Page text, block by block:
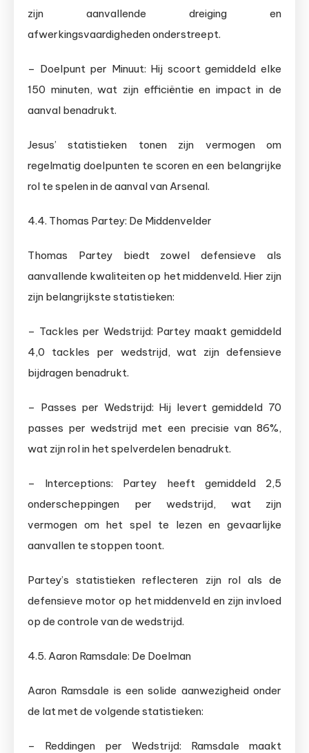
zijn aanvallende dreiging en
afwerkingsvaardigheden onderstreept.
– Doelpunt per Minuut: Hij scoort gemiddeld elke
150 minuten, wat zijn efficiëntie en impact in de
aanval benadrukt.
Jesus’ statistieken tonen zijn vermogen om
regelmatig doelpunten te scoren en een belangrijke
rol te spelen in de aanval van Arsenal.
4.4. Thomas Partey: De Middenvelder
Thomas Partey biedt zowel defensieve als
aanvallende kwaliteiten op het middenveld. Hier zijn
zijn belangrijkste statistieken:
– Tackles per Wedstrijd: Partey maakt gemiddeld
4,0 tackles per wedstrijd, wat zijn defensieve
bijdragen benadrukt.
– Passes per Wedstrijd: Hij levert gemiddeld 70
passes per wedstrijd met een precisie van 86%,
wat zijn rol in het spelverdelen benadrukt.
– Interceptions: Partey heeft gemiddeld 2,5
onderscheppingen per wedstrijd, wat zijn
vermogen om het spel te lezen en gevaarlijke
aanvallen te stoppen toont.
Partey’s statistieken reflecteren zijn rol als de
defensieve motor op het middenveld en zijn invloed
op de controle van de wedstrijd.
4.5. Aaron Ramsdale: De Doelman
Aaron Ramsdale is een solide aanwezigheid onder
de lat met de volgende statistieken:
– Reddingen per Wedstrijd: Ramsdale maakt